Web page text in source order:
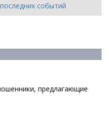
событий
предлагающие